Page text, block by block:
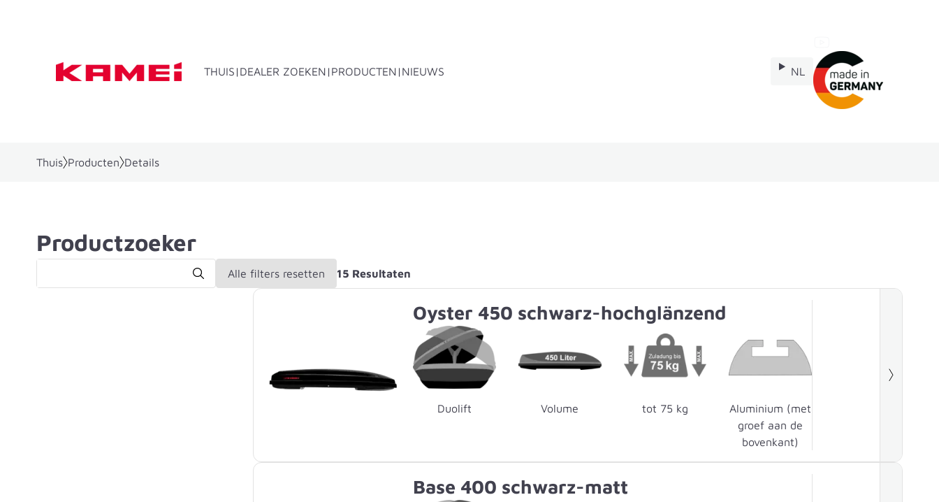
THUIS DEALER ZOEKEN PRODUCTEN NIEUWS NL
Thuis Producten Details
Productzoeker
Alle filters resetten 15 Resultaten
Oyster 450 schwarz-hochglänzend
Duolift Volume tot 75 kg
Aluminium (met
groef aan de
bovenkant)
Base 400 schwarz-matt